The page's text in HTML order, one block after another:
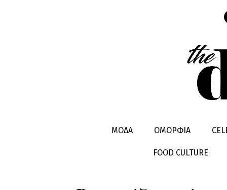
ΜΟΔΑ ΟΜΟΡΦΙΑ
FOOD CULTURE
SHOPPING